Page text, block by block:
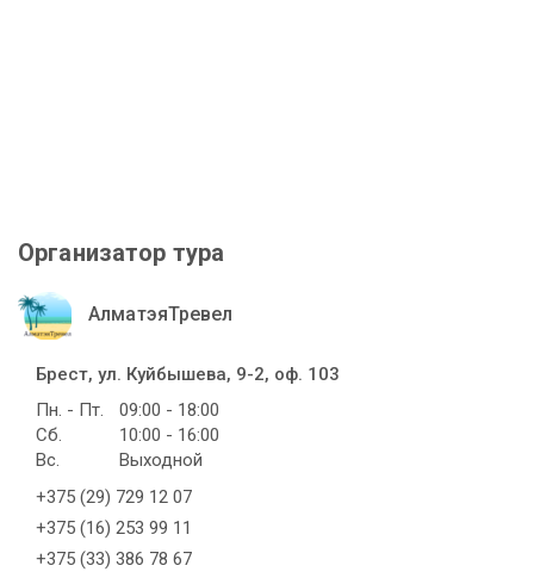
Организатор тура
АлматэяТревел
Брест, ул. Куйбышева, 9-2, оф. 103
Пн. - Пт.
09:00 - 18:00
Сб.
10:00 - 16:00
Вс.
Выходной
+375 (29) 729 12 07
+375 (16) 253 99 11
+375 (33) 386 78 67